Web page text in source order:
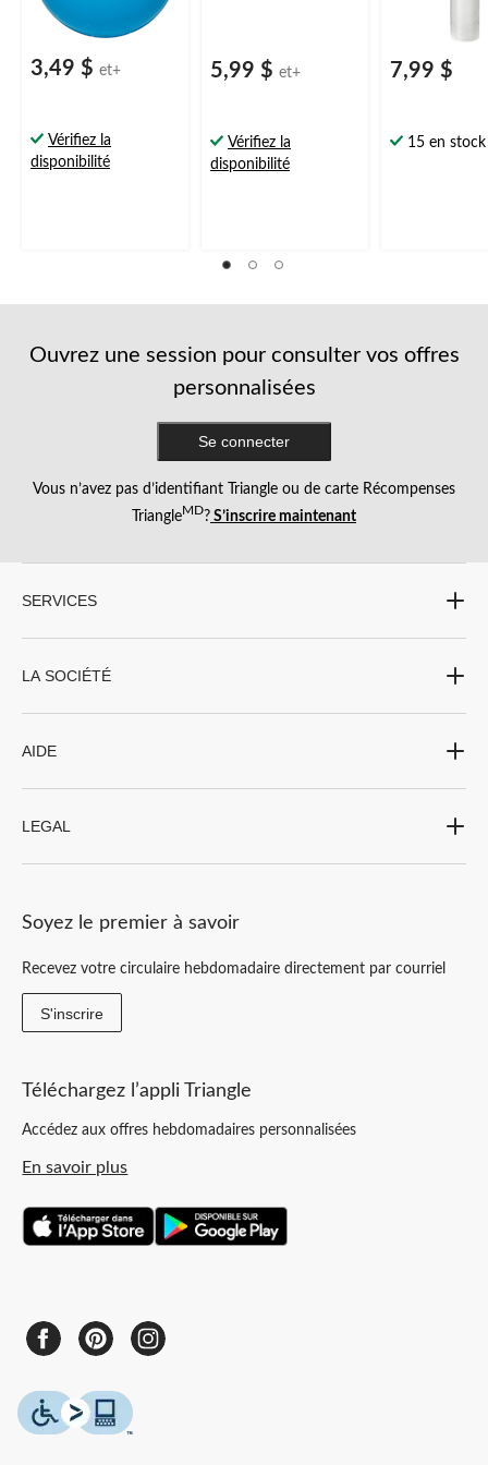
3,49 $ et+
Vérifiez la
disponibilité
5,99 $ et+
Vérifiez la
disponibilité
7,99 $
15 en stock
Ouvrez une session pour consulter vos offres
personnalisées
Se connecter
Vous n’avez pas d’identifiant Triangle ou de carte Récompenses
TriangleMD? S’inscrire maintenant
SERVICES
LA SOCIÉTÉ
AIDE
LEGAL
Soyez le premier à savoir
Recevez votre circulaire hebdomadaire directement par courriel
S'inscrire
Téléchargez l’appli Triangle
Accédez aux offres hebdomadaires personnalisées
En savoir plus